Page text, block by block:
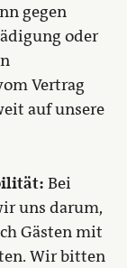
gegen
oder
Vertrag
auf unsere
Bei
uns darum,
Gästen mit
Wir bitten